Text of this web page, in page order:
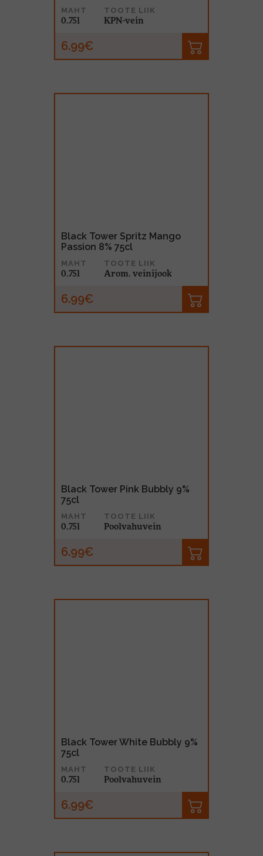
MAHT
0.75l
TOOTE LIIK
KPN-vein
6.99€
Black Tower Spritz Mango
Passion 8% 75cl
MAHT
0.75l
TOOTE LIIK
Arom. veinijook
6.99€
Black Tower Pink Bubbly 9%
75cl
MAHT
0.75l
TOOTE LIIK
Poolvahuvein
6.99€
Black Tower White Bubbly 9%
75cl
MAHT
0.75l
TOOTE LIIK
Poolvahuvein
6.99€